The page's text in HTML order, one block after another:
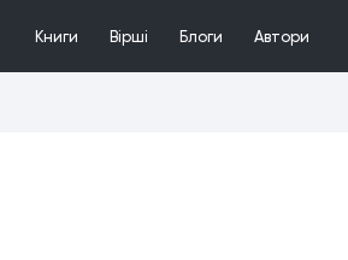
Книги Вірші Блоги Автори